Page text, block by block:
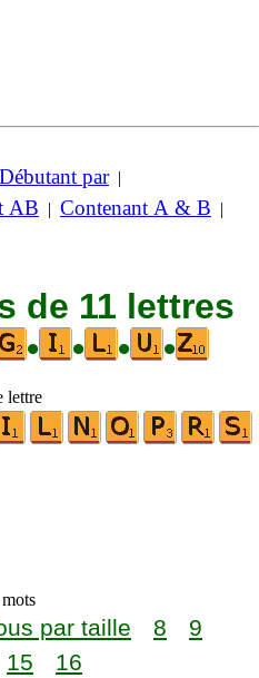
Débutant par|
AB | Contenant A & B |
de 11 lettres
• • • •
lettre
par taille 8
9
15 16